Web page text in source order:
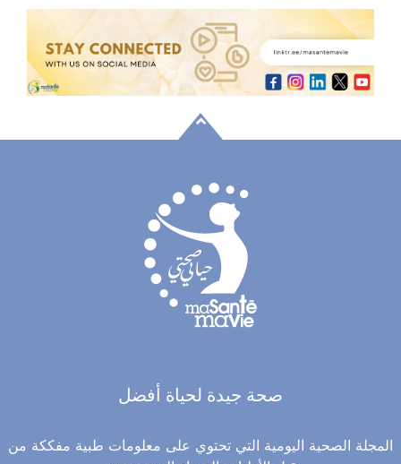
صحة جيدة لحياة أفضل
المجلة الصحية اليومية التي تحتوي على معلومات طبية مفككة من